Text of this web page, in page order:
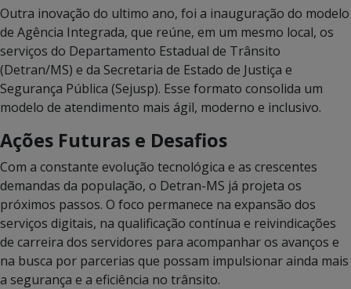
Outra inovação do ultimo ano, foi a inauguração do modelo
de Agência Integrada, que reúne, em um mesmo local, os
serviços do Departamento Estadual de Trânsito
(Detran/MS) e da Secretaria de Estado de Justiça e
Segurança Pública (Sejusp). Esse formato consolida um
modelo de atendimento mais ágil, moderno e inclusivo.
Ações Futuras e Desafios
Com a constante evolução tecnológica e as crescentes
demandas da população, o Detran-MS já projeta os
próximos passos. O foco permanece na expansão dos
serviços digitais, na qualificação contínua e reivindicações
de carreira dos servidores para acompanhar os avanços e
na busca por parcerias que possam impulsionar ainda mais
a segurança e a eficiência no trânsito.